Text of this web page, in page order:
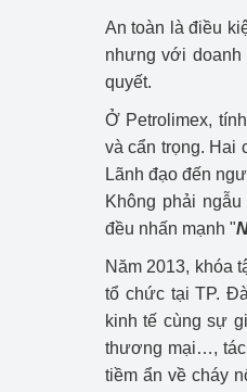
An toàn là điều
nhưng với doanh
quyết.
Ở Petrolimex,
và cẩn trọng. Hai
Lãnh đạo đến
Không phải
đều nhấn mạnh "
Năm 2013, khóa
tổ chức tại TP.
kinh tế cùng sự
thương mại…, tác
tiềm ẩn về cháy